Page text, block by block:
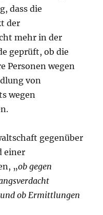
dass die
der
mehr in der
geprüft, ob die
Personen wegen
von
wegen
gegenüber
einer
„ob gegen
ob Ermittlungen